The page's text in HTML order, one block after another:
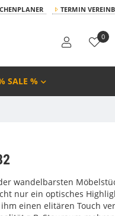
TERMIN
0
SALE %
wandelbarsten
nur ein optisches
einen elitären Touch